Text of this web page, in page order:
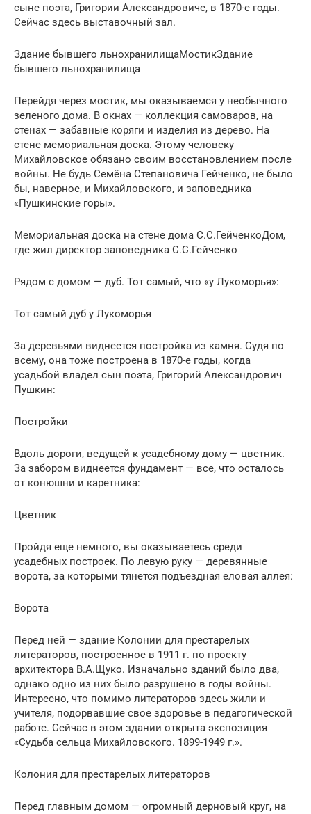
сыне поэта, Григории Александровиче, в 1870-е годы.
Сейчас здесь выставочный зал.
Здание бывшего льнохранилищаМостикЗдание
бывшего льнохранилища
Перейдя через мостик, мы оказываемся у необычного
зеленого дома. В окнах — коллекция самоваров, на
стенах — забавные коряги и изделия из дерево. На
стене мемориальная доска. Этому человеку
Михайловское обязано своим восстановлением после
войны. Не будь Семёна Степановича Гейченко, не было
бы, наверное, и Михайловского, и заповедника
«Пушкинские горы».
Мемориальная доска на стене дома С.С.ГейченкоДом,
где жил директор заповедника С.С.Гейченко
Рядом с домом — дуб. Тот самый, что «у Лукоморья»:
Тот самый дуб у Лукоморья
За деревьями виднеется постройка из камня. Судя по
всему, она тоже построена в 1870-е годы, когда
усадьбой владел сын поэта, Григорий Александрович
Пушкин:
Постройки
Вдоль дороги, ведущей к усадебному дому — цветник.
За забором виднеется фундамент — все, что осталось
от конюшни и каретника:
Цветник
Пройдя еще немного, вы оказываетесь среди
усадебных построек. По левую руку — деревянные
ворота, за которыми тянется подъездная еловая аллея:
Ворота
Перед ней — здание Колонии для престарелых
литераторов, построенное в 1911 г. по проекту
архитектора В.А.Щуко. Изначально зданий было два,
однако одно из них было разрушено в годы войны.
Интересно, что помимо литераторов здесь жили и
учителя, подорвавшие свое здоровье в педагогической
работе. Сейчас в этом здании открыта экспозиция
«Судьба сельца Михайловского. 1899-1949 г.».
Колония для престарелых литераторов
Перед главным домом — огромный дерновый круг, на